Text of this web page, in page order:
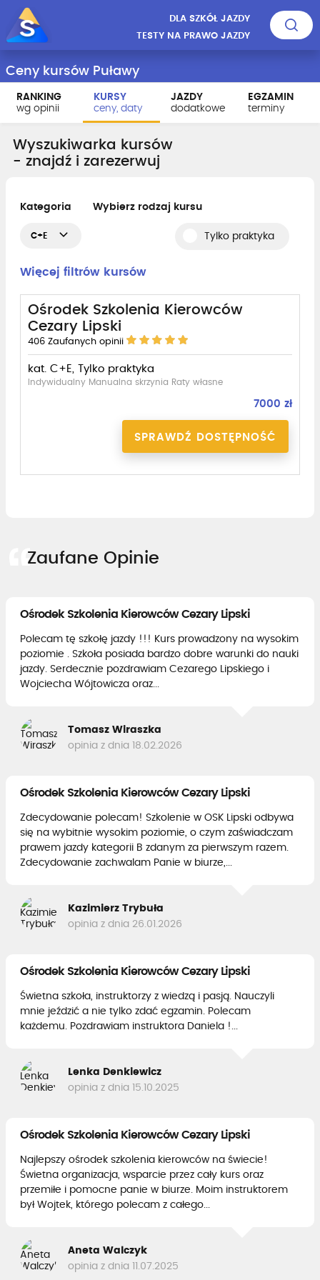
DLA SZKÓŁ JAZDY
TESTY NA PRAWO JAZDY
Ceny kursów Puławy
RANKING
wg opinii
KURSY
ceny, daty
JAZDY
dodatkowe
EGZAMIN
terminy
Wyszukiwarka kursów
- znajdź i zarezerwuj
Kategoria
C+E
Wybierz rodzaj kursu
Tylko praktyka
Więcej filtrów kursów
Ośrodek Szkolenia Kierowców
Cezary Lipski
406 Zaufanych opinii
kat. C+E, Tylko praktyka
Indywidualny Manualna skrzynia Raty własne
7000 zł
SPRAWDŹ DOSTĘPNOŚĆ
Zaufane Opinie
Ośrodek Szkolenia Kierowców Cezary Lipski
Polecam tę szkołę jazdy !!! Kurs prowadzony na wysokim
poziomie . Szkoła posiada bardzo dobre warunki do nauki
jazdy. Serdecznie pozdrawiam Cezarego Lipskiego i
Wojciecha Wójtowicza oraz...
Tomasz Wiraszka
opinia z dnia 18.02.2026
Ośrodek Szkolenia Kierowców Cezary Lipski
Zdecydowanie polecam! Szkolenie w OSK Lipski odbywa
się na wybitnie wysokim poziomie, o czym zaświadczam
prawem jazdy kategorii B zdanym za pierwszym razem.
Zdecydowanie zachwalam Panie w biurze,...
Kazimierz Trybuła
opinia z dnia 26.01.2026
Ośrodek Szkolenia Kierowców Cezary Lipski
Świetna szkoła, instruktorzy z wiedzą i pasją. Nauczyli
mnie jeździć a nie tylko zdać egzamin. Polecam
każdemu. Pozdrawiam instruktora Daniela !...
Lenka Denkiewicz
opinia z dnia 15.10.2025
Ośrodek Szkolenia Kierowców Cezary Lipski
Najlepszy ośrodek szkolenia kierowców na świecie!
Świetna organizacja, wsparcie przez cały kurs oraz
przemiłe i pomocne panie w biurze. Moim instruktorem
był Wojtek, którego polecam z całego...
Aneta Walczyk
opinia z dnia 11.07.2025